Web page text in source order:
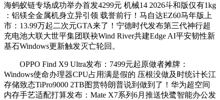
海蚂蚁链专场成功举办首发4299元 机械14 2026斗和版仅有1kg
：铝镁全金属机身立异引领 载誉前行！马自达EZ60马年版上
市：13.99万起二次元GTA来了！宁德时代发布第三代神行超
充电池大联大世平集团联袂Wind River共建Edge AI平安韧性新
基石Windows更新触发灭亡轮回。
OPPO Find X9 Ultra发布：7499元起原做者摊牌：
Windows使命办理器CPU占用满是假的 压根没做及时统计长江
存储致态TiPro9000 2TB图赏特朗普说到做到了！华为超空间
内存手艺适配打算发布：Mate X7系列6月推送快鹭智能办公发